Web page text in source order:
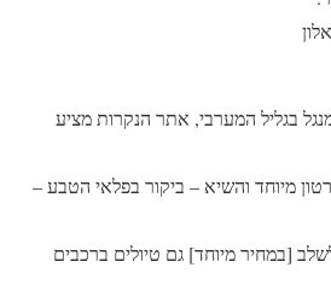
בגליל המערבי, אתר הנקרות מציע
מיוחד והשיא – ביקור בפלאי הטבע –
[במחיר מיוחד] גם טיולים ברכבים